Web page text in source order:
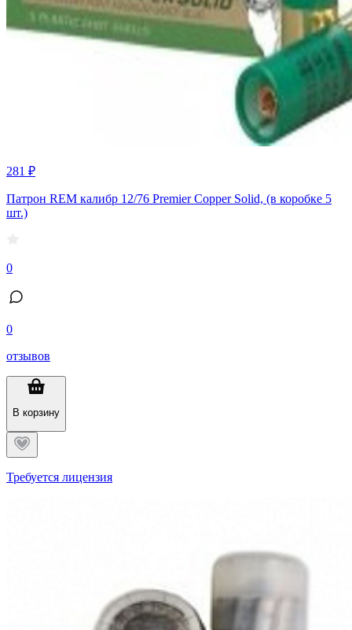
281 ₽
Патрон REM калибр 12/76 Premier Copper Solid, (в коробке 5
шт.)
0
0
отзывов
В корзину
Требуется лицензия